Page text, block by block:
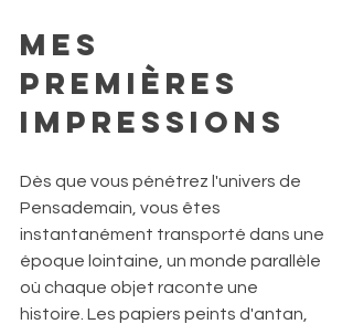
Mes
premières
impressions
Dès que vous pénétrez l'univers de
Pensademain, vous êtes
instantanément transporté dans une
époque lointaine, un monde parallèle
où chaque objet raconte une
histoire. Les papiers peints d'antan,